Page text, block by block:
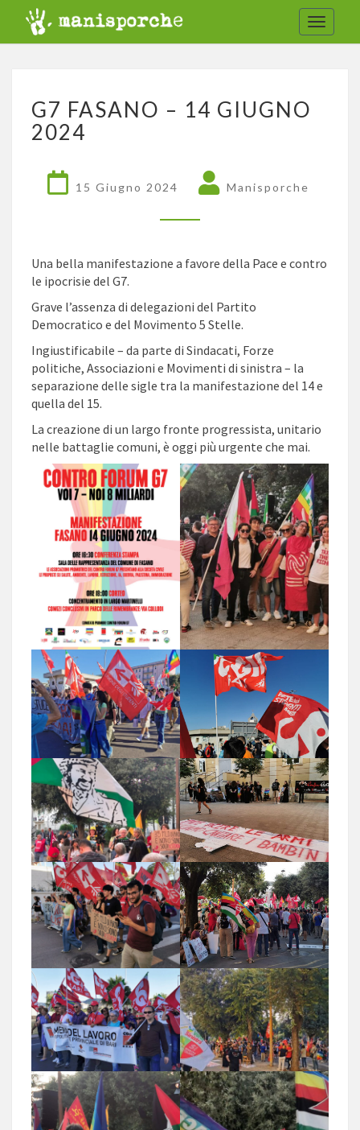
Toggle
FASANO
2024
G7 FASANO – 14 GIUGNO
2024
15 Giugno 2024 Manisporche
Una bella manifestazione a favore della Pace e contro
le ipocrisie del G7.
Grave l’assenza di delegazioni del Partito
Democratico e del Movimento 5 Stelle.
Ingiustificabile – da parte di Sindacati, Forze
politiche, Associazioni e Movimenti di sinistra – la
separazione delle sigle tra la manifestazione del 14 e
quella del 15.
La creazione di un largo fronte progressista, unitario
nelle battaglie comuni, è oggi più urgente che mai.